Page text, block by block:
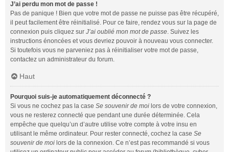
J’ai perdu mon mot de passe !
Pas de panique ! Bien que votre mot de passe ne puisse pas être récupéré,
il peut facilement être réinitialisé. Pour ce faire, rendez vous sur la page de
connexion puis cliquez sur J’ai oublié mon mot de passe. Suivez les
instructions énoncées et vous devriez pouvoir à nouveau vous connecter.
Si toutefois vous ne parveniez pas à réinitialiser votre mot de passe,
contactez un administrateur du forum.
Haut
Pourquoi suis-je automatiquement déconnecté ?
Si vous ne cochez pas la case Se souvenir de moi lors de votre connexion,
vous ne resterez connecté que pendant une durée déterminée. Cela
empêche que quelqu’un d’autre utilise votre compte à votre insu en
utilisant le même ordinateur. Pour rester connecté, cochez la case Se
souvenir de moi lors de la connexion. Ce n’est pas recommandé si vous